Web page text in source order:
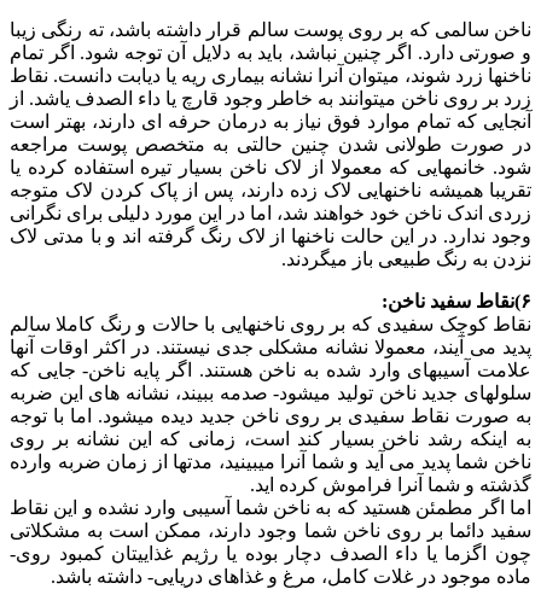
ناخن سالمی که بر روی پوست سالم قرار داشته باشد، ته رنگی زیبا
و صورتی دارد. اگر چنین نباشد، باید به دلایل آن توجه شود. اگر تمام
ناخنها زرد شوند، میتوان آنرا نشانه بیماری ریه یا دیابت دانست. نقاط
زرد بر روی ناخن میتوانند به خاطر وجود قارچ یا داء الصدف یاشد. از
آنجایی که تمام موارد فوق نیاز به درمان حرفه ای دارند، بهتر است
در صورت طولانی شدن چنین حالتی به متخصص پوست مراجعه
شود. خانمهایی که معمولا از لاک ناخن بسیار تیره استفاده کرده یا
تقریبا همیشه ناخنهایی لاک زده دارند، پس از پاک کردن لاک متوجه
زردی اندک ناخن خود خواهند شد، اما در این مورد دلیلی برای نگرانی
وجود ندارد. در این حالت ناخنها از لاک رنگ گرفته اند و با مدتی لاک
نزدن به رنگ طبیعی باز میگردند.
۶)نقاط سفید ناخن:
نقاط کوچک سفیدی که بر روی ناخنهایی با حالات و رنگ کاملا سالم
پدید می آیند، معمولا نشانه مشکلی جدی نیستند. در اکثر اوقات آنها
علامت آسیبهای وارد شده به ناخن هستند. اگر پایه ناخن- جایی که
سلولهای جدید ناخن تولید میشود- صدمه ببیند، نشانه های این ضربه
به صورت نقاط سفیدی بر روی ناخن جدید دیده میشود. اما با توجه
به اینکه رشد ناخن بسیار کند است، زمانی که این نشانه بر روی
ناخن شما پدید می آید و شما آنرا میبینید، مدتها از زمان ضربه وارده
گذشته و شما آنرا فراموش کرده اید.
اما اگر مطمئن هستید که به ناخن شما آسیبی وارد نشده و این نقاط
سفید دائما بر روی ناخن شما وجود دارند، ممکن است به مشکلاتی
چون اگزما یا داء الصدف دچار بوده یا رژیم غذاییتان کمبود روی-
ماده موجود در غلات کامل، مرغ و غذاهای دریایی- داشته باشد.